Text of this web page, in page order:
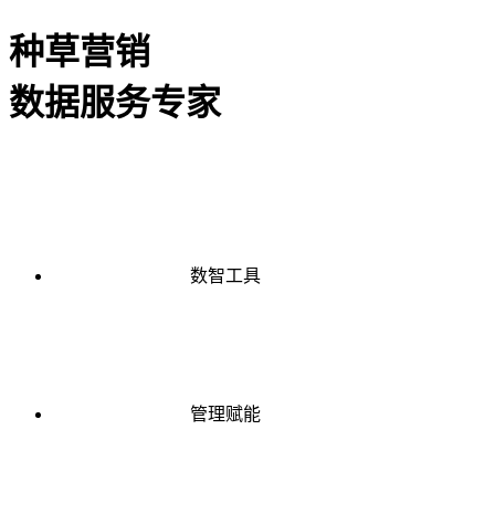
种草营销
数据服务专家
数智工具
管理赋能